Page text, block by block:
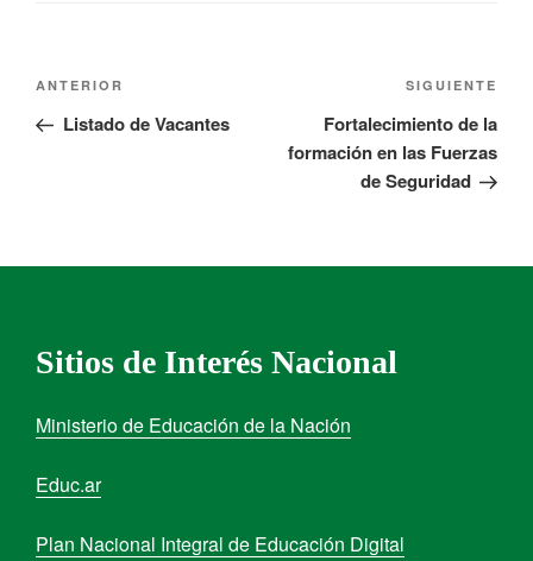
ANTERIOR
Listado de Vacantes
SIGUIENTE
Fortalecimiento de la
formación en las Fuerzas
de Seguridad
Sitios de Interés Nacional
Ministerio de Educación de la Nación
Educ.ar
Plan Nacional Integral de Educación Digital